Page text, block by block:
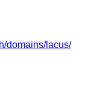
domains/lacus/